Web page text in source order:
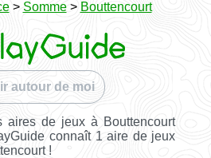
> Somme> Bouttencourt
autour de moi
aires de jeux à Bouttencourt
connaît 1 aire de jeux
!